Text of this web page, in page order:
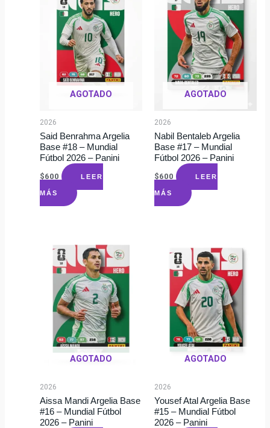
AGOTADO
2026
Said Benrahma Argelia
Base #18 – Mundial
Fútbol 2026 – Panini
$600 LEER
MÁS
AGOTADO
2026
Nabil Bentaleb Argelia
Base #17 – Mundial
Fútbol 2026 – Panini
$600 LEER
MÁS
AGOTADO
2026
Aissa Mandi Argelia Base
#16 – Mundial Fútbol
2026 – Panini
AGOTADO
2026
Yousef Atal Argelia Base
#15 – Mundial Fútbol
2026 – Panini